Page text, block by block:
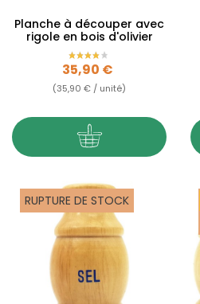
Planche à découper avec
rigole en bois d'olivier
Prix
35,90 €
(35,90 € / unité)
RUPTURE DE STOCK